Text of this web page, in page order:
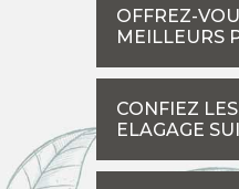
OFFREZ-
MEILLEURS
CONFIEZ
ELAGAGE